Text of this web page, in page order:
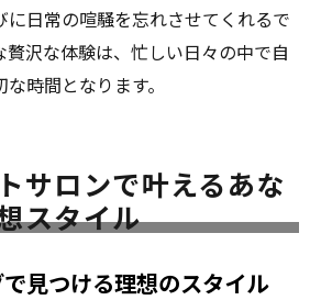
に日常の喧騒を忘れさせてくれるで
贅沢な体験は、忙しい日々の中で自
時間となります。
サロンで叶えるあな
スタイル
見つける理想のスタイル